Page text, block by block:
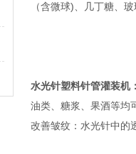
（含微球)、几丁糖、
水光针塑料针管灌装机
油类、糖浆、果酒等均
改善皱纹：水光针中的